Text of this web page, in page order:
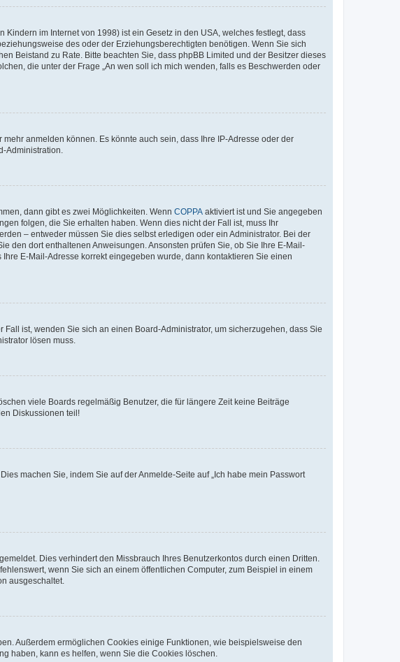
im Internet von 1998) ist ein Gesetz in den USA, welches festlegt, dass
des oder der Erziehungsberechtigten benötigen. Wenn Sie sich
Beistand zu Rate. Bitte beachten Sie, dass phpBB Limited und der Besitzer dieses
die unter der Frage „An wen soll ich mich wenden, falls es Beschwerden oder
anmelden können. Es könnte auch sein, dass Ihre IP-Adresse oder der
Administration.
dann gibt es zwei Möglichkeiten. Wenn COPPA aktiviert ist und Sie angegeben
folgen, die Sie erhalten haben. Wenn dies nicht der Fall ist, muss Ihr
– entweder müssen Sie dies selbst erledigen oder ein Administrator. Bei der
den dort enthaltenen Anweisungen. Ansonsten prüfen Sie, ob Sie Ihre E-Mail-
E-Mail-Adresse korrekt eingegeben wurde, dann kontaktieren Sie einen
ist, wenden Sie sich an einen Board-Administrator, um sicherzugehen, dass Sie
lösen muss.
viele Boards regelmäßig Benutzer, die für längere Zeit keine Beiträge
Diskussionen teil!
machen Sie, indem Sie auf der Anmelde-Seite auf „Ich habe mein Passwort
Dies verhindert den Missbrauch Ihres Benutzerkontos durch einen Dritten.
wenn Sie sich an einem öffentlichen Computer, zum Beispiel in einem
ausgeschaltet.
Außerdem ermöglichen Cookies einige Funktionen, wie beispielsweise den
haben, kann es helfen, wenn Sie die Cookies löschen.